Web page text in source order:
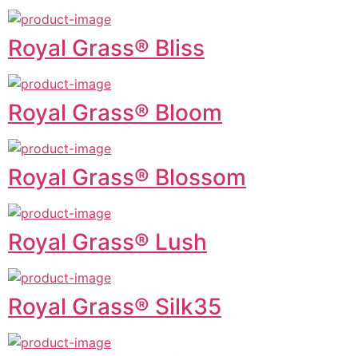
Royal Grass® Bliss
Royal Grass® Bloom
Royal Grass® Blossom
Royal Grass® Lush
Royal Grass® Silk35